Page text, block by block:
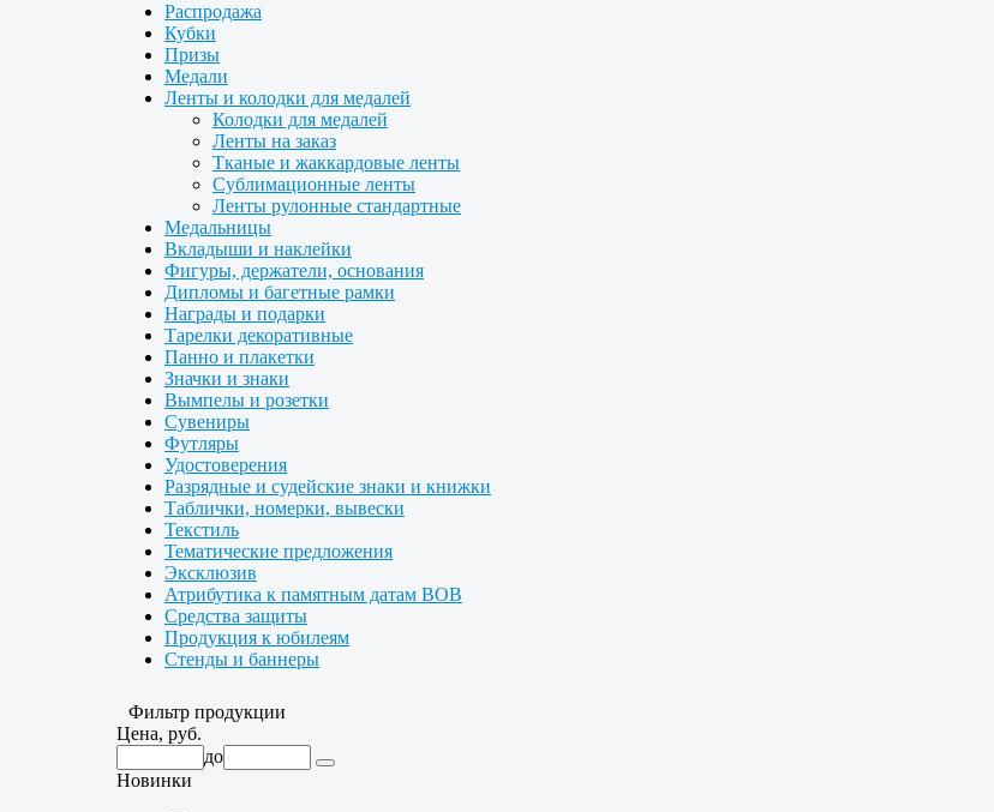
Распродажа
Кубки
Призы
Медали
Ленты и колодки для медалей
Колодки для медалей
Ленты на заказ
Тканые и жаккардовые ленты
Сублимационные ленты
Ленты рулонные стандартные
Медальницы
Вкладыши и наклейки
Фигуры, держатели, основания
Дипломы и багетные рамки
Награды и подарки
Тарелки декоративные
Панно и плакетки
Значки и знаки
Вымпелы и розетки
Сувениры
Футляры
Удостоверения
Разрядные и судейские знаки и книжки
Таблички, номерки, вывески
Текстиль
Тематические предложения
Эксклюзив
Атрибутика к памятным датам ВОВ
Средства защиты
Продукция к юбилеям
Стенды и баннеры
Фильтр продукции
Цена, руб.
до
Новинки